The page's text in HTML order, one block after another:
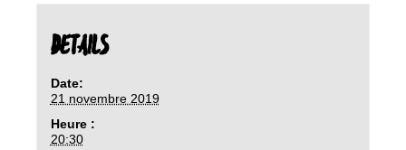
DETAILS
Date:
21 novembre 2019
Heure :
20:30